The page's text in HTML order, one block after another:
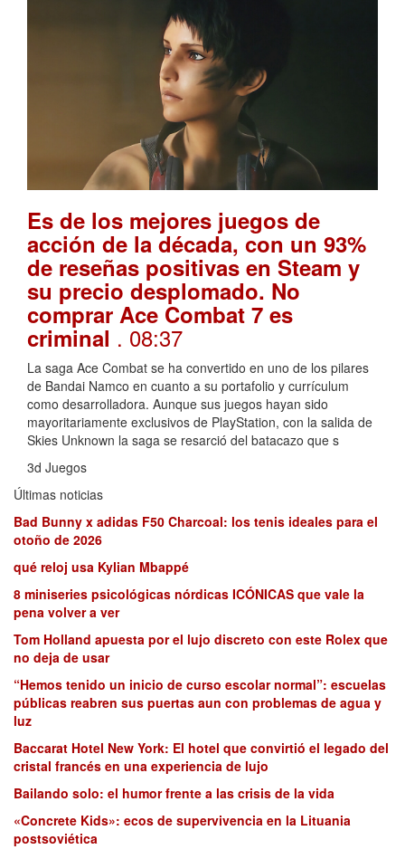
Es de los mejores juegos de
acción de la década, con un 93%
de reseñas positivas en Steam y
su precio desplomado. No
comprar Ace Combat 7 es
criminal . 08:37
La saga Ace Combat se ha convertido en uno de los pilares
de Bandai Namco en cuanto a su portafolio y currículum
como desarrolladora. Aunque sus juegos hayan sido
mayoritariamente exclusivos de PlayStation, con la salida de
Skies Unknown la saga se resarció del batacazo que s
3d Juegos
Últimas noticias
Bad Bunny x adidas F50 Charcoal: los tenis ideales para el
otoño de 2026
qué reloj usa Kylian Mbappé
8 miniseries psicológicas nórdicas ICÓNICAS que vale la
pena volver a ver
Tom Holland apuesta por el lujo discreto con este Rolex que
no deja de usar
“Hemos tenido un inicio de curso escolar normal”: escuelas
públicas reabren sus puertas aun con problemas de agua y
luz
Baccarat Hotel New York: El hotel que convirtió el legado del
cristal francés en una experiencia de lujo
Bailando solo: el humor frente a las crisis de la vida
«Concrete Kids»: ecos de supervivencia en la Lituania
postsoviética